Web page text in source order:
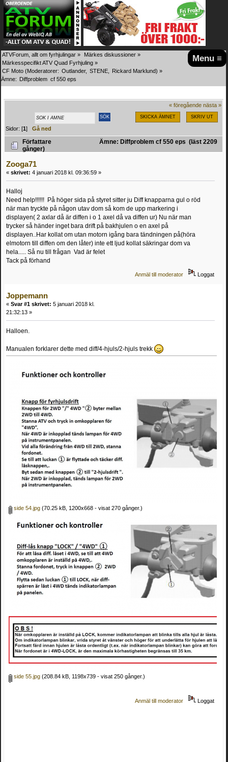
Menu ≡
ATVForum, allt om fyrhjulingar » Märkes diskussioner »
Märkesspecifikt ATV Quad Fyrhjuling »
CF Moto (Moderatorer: Outlander, STENE Rickard Marklund) »
Ämne: Diffproblem  cf 550 eps
« föregående nästa »
SKICKA ÄMNET SKRIV UT
Sidor: [1]Gå ned
Författare
Ämne: Diffproblem cf 550 eps (läst 2209
gånger)
Zooga71
« skrivet: 4 januari 2018 kl. 09:36:59 »
Halloj
Need help!!!!!! På höger sida på styret sitter ju Diff knapparna gul o röd
när man tryckte på någon utav dom så kom de upp markering i
displayen( 2 axlar då är diffen i o 1 axel då va diffen ur) Nu när man
trycker så händer inget bara drift på bakhjulen o en axel på
displayen..Har kollat om utan motorn igång bara tändningen på(höra
elmotorn till diffen om den låter) inte ett ljud kollat säkringar dom va
hela..... Så nu till frågan Vad är felet
Tack på förhand
Anmäl till moderator Loggat
Joppemann
« Svar #1 skrivet: 5 januari 2018 kl.
21:32:13 »
Halloen.
Manualen forklarer dette med diff/4-hjuls/2-hjuls trekk
side 54.jpg (70.25 kB, 1200x668 - visat 270 gånger.)
side 55.jpg (208.84 kB, 1198x739 - visat 250 gånger.)
Anmäl till moderator Loggat